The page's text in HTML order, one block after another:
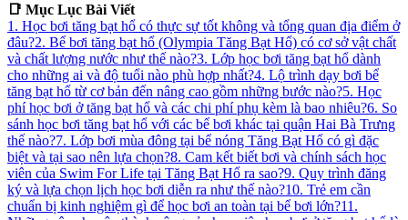
📑 Mục Lục Bài Viết
1. Học bơi tăng bạt hổ có thực sự tốt không và tổng quan địa điểm ở
đâu?2. Bể bơi tăng bạt hổ (Olympia Tăng Bạt Hổ) có cơ sở vật chất
và chất lượng nước như thế nào?3. Lớp học bơi tăng bạt hổ dành
cho những ai và độ tuổi nào phù hợp nhất?4. Lộ trình dạy bơi bể
tăng bạt hổ từ cơ bản đến nâng cao gồm những bước nào?5. Học
phí học bơi ở tăng bạt hổ và các chi phí phụ kèm là bao nhiêu?6. So
sánh học bơi tăng bạt hổ với các bể bơi khác tại quận Hai Bà Trưng
thế nào?7. Lớp bơi mùa đông tại bể nóng Tăng Bạt Hổ có gì đặc
biệt và tại sao nên lựa chọn?8. Cam kết biết bơi và chính sách học
viên của Swim For Life tại Tăng Bạt Hổ ra sao?9. Quy trình đăng
ký và lựa chọn lịch học bơi diễn ra như thế nào?10. Trẻ em cần
chuẩn bị kinh nghiệm gì để học bơi an toàn tại bể bơi lớn?11.